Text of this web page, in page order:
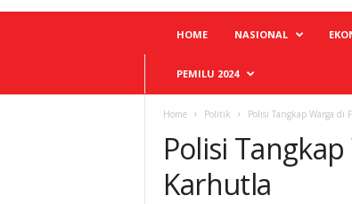
HOME NASIONAL
PEMILU 2024
Home Politik Polisi Tangkap Warga di
Polisi
Karhutla